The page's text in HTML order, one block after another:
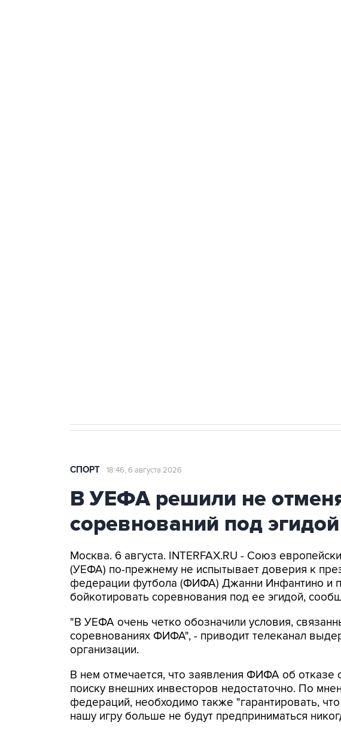
СПОРТ 18:46, 6 августа 2026
В УЕФА решили не
соревнований под
Москва. 6 августа. INTERFAX.RU - Союз
(УЕФА) по-прежнему не испытывает доверия к
федерации футбола (ФИФА) Джанни Инфантино и
бойкотировать соревнования под ее эгидой,
"В УЕФА очень четко обозначили условия,
соревнованиях ФИФА", - приводит телеканал
организации.
В нем отмечается, что заявления ФИФА об
поиску внешних инвесторов недостаточно. По
федераций, необходимо также "гарантировать,
нашу игру больше не будут предприниматься